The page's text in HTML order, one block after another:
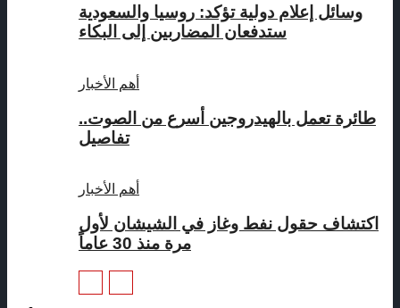
وسائل إعلام دولية تؤكد: روسيا والسعودية
ستدفعان المضاربين إلى البكاء
أهم الأخبار
طائرة تعمل بالهيدروجين أسرع من الصوت..
تفاصيل
أهم الأخبار
اكتشاف حقول نفط وغاز في الشيشان لأول
مرة منذ 30 عاماً